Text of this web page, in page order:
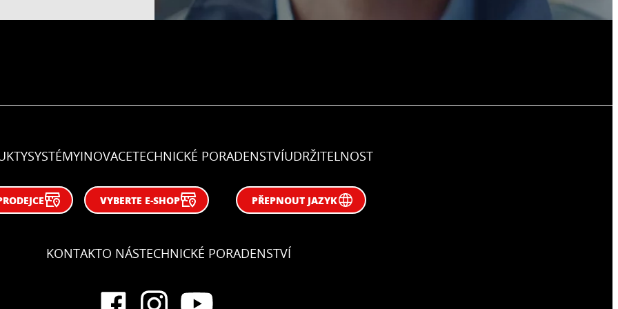
SYSTÉMYINOVACETECHNICKÉ PORADENSTVÍUDRŽITELNOST
VYBERTE E-SHOP PŘEPNOUT JAZYK
KONTAKTO NÁSTECHNICKÉ PORADENSTVÍ